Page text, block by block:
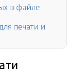
в файле
печати и